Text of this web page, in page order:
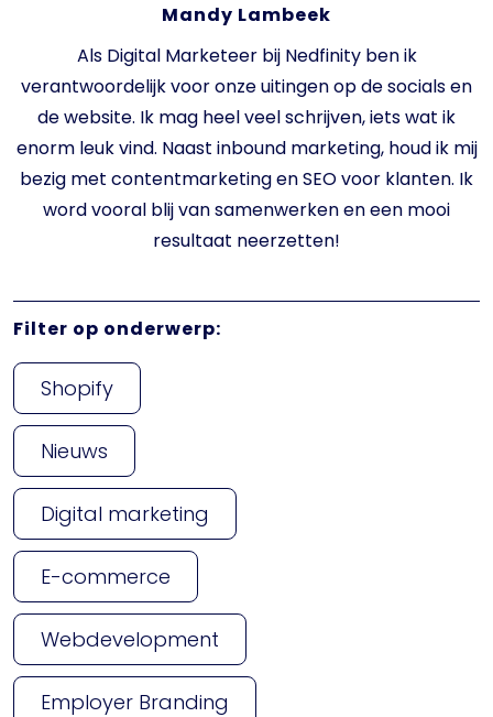
Mandy Lambeek
Als Digital Marketeer bij Nedfinity ben ik
verantwoordelijk voor onze uitingen op de socials en
de website. Ik mag heel veel schrijven, iets wat ik
enorm leuk vind. Naast inbound marketing, houd ik mij
bezig met contentmarketing en SEO voor klanten. Ik
word vooral blij van samenwerken en een mooi
resultaat neerzetten!
Filter op onderwerp:
Shopify
Nieuws
Digital marketing
E-commerce
Webdevelopment
Employer Branding